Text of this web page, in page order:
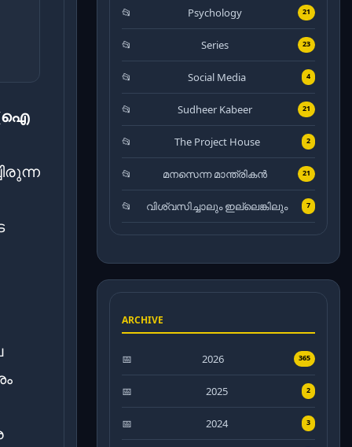
(ഐ
Psychology 21
Series 23
Social Media 4
Sudheer Kabeer 21
The Project House 2
മനസെന്ന മാന്ത്രികൻ 21
വിശ്വസിച്ചാലും ഇല്ലെങ്കിലും 7
ARCHIVE
2026 365
2025 2
2024 3